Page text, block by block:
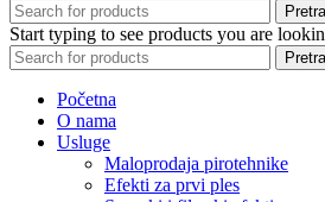
Start typing to see products you are
Početna
O nama
Usluge
Maloprodaja pirotehnike
Efekti za prvi ples